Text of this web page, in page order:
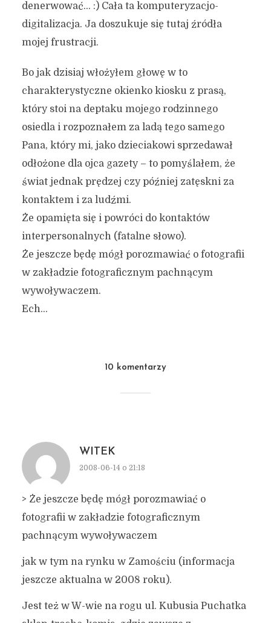
denerwować… :) Cała ta komputeryzacjo-
digitalizacja. Ja doszukuje się tutaj źródła
mojej frustracji.
Bo jak dzisiaj włożyłem głowę w to
charakterystyczne okienko kiosku z prasą,
który stoi na deptaku mojego rodzinnego
osiedla i rozpoznałem za ladą tego samego
Pana, który mi, jako dzieciakowi sprzedawał
odłożone dla ojca gazety – to pomyślałem, że
świat jednak prędzej czy później zatęskni za
kontaktem i za ludźmi.
Że opamięta się i powróci do kontaktów
interpersonalnych (fatalne słowo).
Że jeszcze będę mógł porozmawiać o fotografii
w zakładzie fotograficznym pachnącym
wywoływaczem.
Ech…
10 komentarzy
WITEK
2008-06-14 o 21:18
> Że jeszcze będę mógł porozmawiać o
fotografii w zakładzie fotograficznym
pachnącym wywoływaczem
jak w tym na rynku w Zamościu (informacja
jeszcze aktualna w 2008 roku).
Jest też w W-wie na rogu ul. Kubusia Puchatka